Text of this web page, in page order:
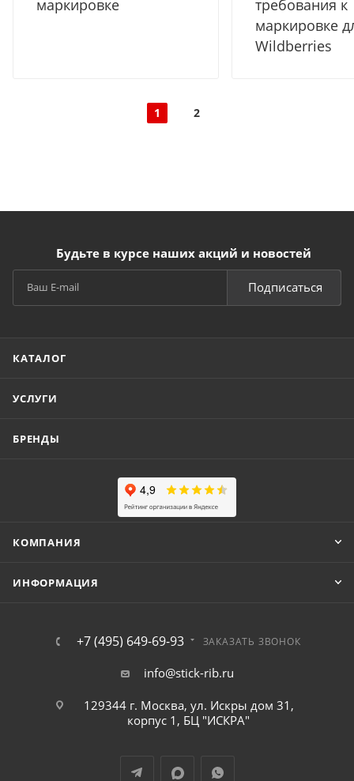
маркировке
требования к
маркировке
Wildberries
1 2
Будьте в курсе наших акций и новостей
Подписаться
КАТАЛОГ
УСЛУГИ
БРЕНДЫ
КОМПАНИЯ
ИНФОРМАЦИЯ
+7 (495) 649-69-93 ЗАКАЗАТЬ ЗВОНОК
info@stick-rib.ru
129344 г. Москва, ул. Искры дом 31,
корпус 1, БЦ "ИСКРА"